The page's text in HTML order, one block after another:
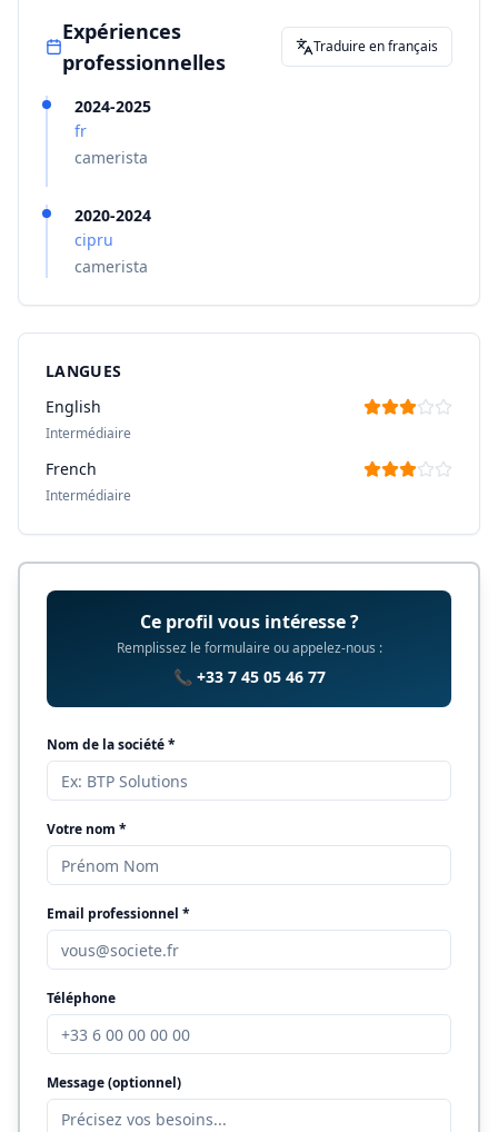
Expériences
professionnelles
Traduire en français
2024-2025
fr
camerista
2020-2024
cipru
camerista
LANGUES
English
Intermédiaire
French
Intermédiaire
Ce profil vous intéresse ?
Remplissez le formulaire ou appelez-nous :
📞 +33 7 45 05 46 77
Nom de la société *
Votre nom *
Email professionnel *
Téléphone
Message (optionnel)